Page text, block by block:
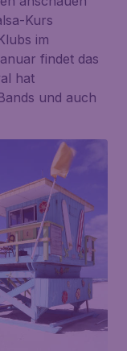
Kurs
im
findet das
hat
und auch